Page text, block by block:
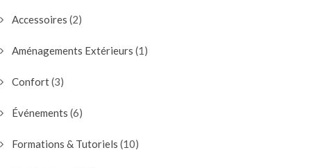
Accessoires (2)
Aménagements Extérieurs (1)
Confort(3)
Événements (6)
Formations & Tutoriels (10)